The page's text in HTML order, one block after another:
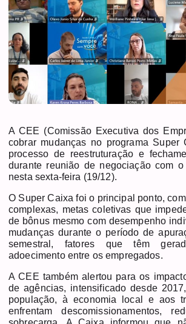
A CEE (Comissão Executiva dos
cobrar mudanças no programa
processo de reestruturação e
durante reunião de negociação com
nesta sexta-feira (19/12).
O Super Caixa foi o principal ponto,
complexas, metas coletivas que
de bônus mesmo com desempenho
mudanças durante o período de
semestral, fatores que têm
adoecimento entre os empregados.
A CEE também alertou para os
de agências, intensificado desde
população, à economia local e aos
enfrentam descomissionamentos,